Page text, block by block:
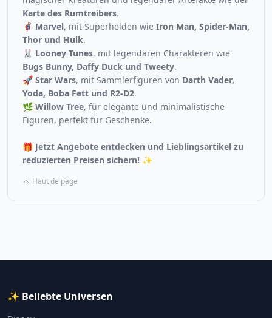
Karte des Rumtreibers.
🦸‍♂️ Marvel, mit Superhelden wie Iron Man, Spider-Man,
Thor und Hulk.
🐰 Looney Tunes, mit legendären Charakteren wie
Bugs Bunny, Daffy Duck und Tweety.
🚀 Star Wars, mit Sammlerfiguren von Darth Vader,
Yoda, Boba Fett und R2-D2.
🌿 Willow Tree, für elegante und minimalistische
Figuren, perfekt für Geschenke.
🎁 Jetzt Angebote entdecken und Lieblingsartikel zu
reduzierten Preisen sichern! ✨
Haut de page
✨ Beliebte Universen